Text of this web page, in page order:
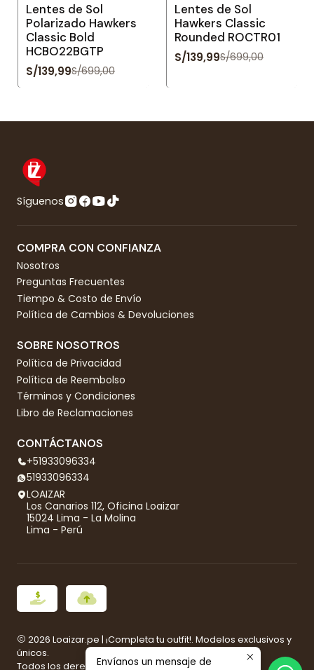
Lentes de Sol
Polarizado Hawkers
Classic Bold
HCBO22BGTP
S/139,99S/699,00
Lentes de Sol
Hawkers Classic
Rounded ROCTR01
S/139,99S/699,00
Síguenos
COMPRA CON CONFIANZA
Nosotros
Preguntas Frecuentes
Tiempo & Costo de Envío
Política de Cambios & Devoluciones
SOBRE NOSOTROS
Política de Privacidad
Política de Reembolso
Términos y Condiciones
Libro de Reclamaciones
CONTÁCTANOS
+51933096334
51933096334
LOAIZAR
Los Canarios 112, Oficina Loaizar
15024 Lima - La Molina
Lima - Perú
2026 Loaizar.pe | ¡Completa tu outfit!. Modelos exclusivos y
únicos.
Todos los derechos reservados.Desarrollado por
Envíanos un mensaje de